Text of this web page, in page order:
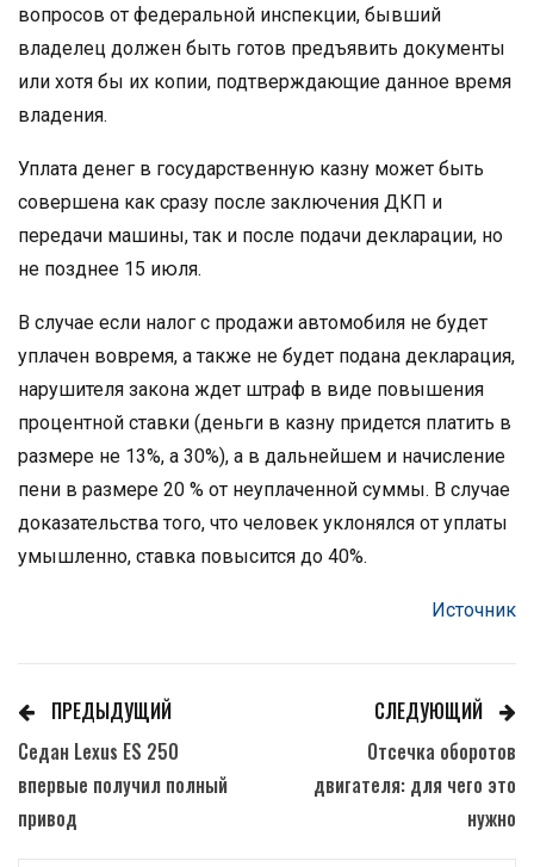
вопросов от федеральной инспекции, бывший
владелец должен быть готов предъявить документы
или хотя бы их копии, подтверждающие данное время
владения.
Уплата денег в государственную казну может быть
совершена как сразу после заключения ДКП и
передачи машины, так и после подачи декларации, но
не позднее 15 июля.
В случае если налог с продажи автомобиля не будет
уплачен вовремя, а также не будет подана декларация,
нарушителя закона ждет штраф в виде повышения
процентной ставки (деньги в казну придется платить в
размере не 13%, а 30%), а в дальнейшем и начисление
пени в размере 20 % от неуплаченной суммы. В случае
доказательства того, что человек уклонялся от уплаты
умышленно, ставка повысится до 40%.
Источник
ПРЕДЫДУЩИЙ
Седан Lexus ES 250
впервые получил полный
привод
СЛЕДУЮЩИЙ
Отсечка оборотов
двигателя: для чего это
нужно